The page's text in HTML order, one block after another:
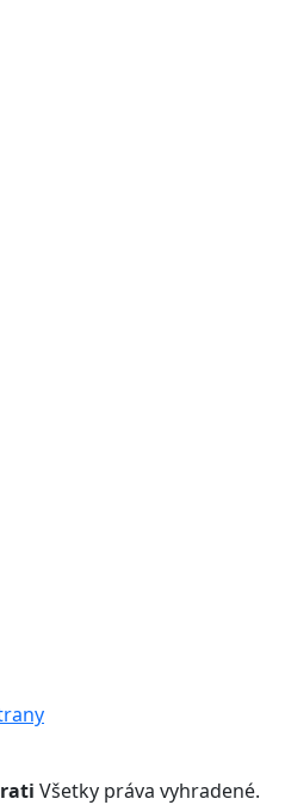
Všetky práva vyhradené.